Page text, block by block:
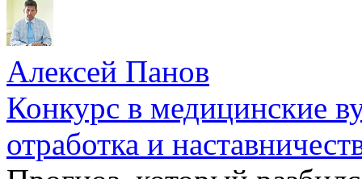
Алексей Панов
Конкурс в медицинские
отработка и